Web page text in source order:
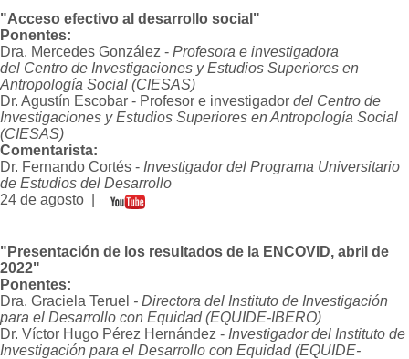
"Acceso efectivo al desarrollo social"
Ponentes:
Dra. Mercedes González - Profesora e investigadora
del Centro de Investigaciones y Estudios Superiores en
Antropología Social (CIESAS)
Dr. Agustín Escobar - Profesor e investigador del Centro de
Investigaciones y Estudios Superiores en Antropología Social
(CIESAS)
Comentarista:
Dr. Fernando Cortés - Investigador del Programa Universitario
de Estudios del Desarrollo
24 de agosto |
"Presentación de los resultados de la ENCOVID, abril de
2022"
Ponentes:
Dra. Graciela Teruel - Directora del Instituto de Investigación
para el Desarrollo con Equidad (EQUIDE-IBERO)
Dr. Víctor Hugo Pérez Hernández - Investigador del Instituto de
Investigación para el Desarrollo con Equidad (EQUIDE-